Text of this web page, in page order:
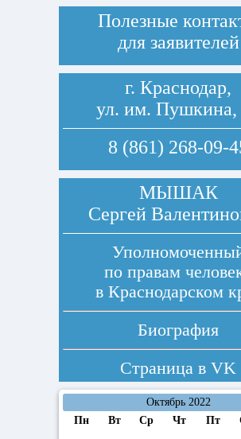
Полезные
для заявителей
г. Краснодар,
ул. им. Пушкина,
8 (861) 268-09-
МЫШАК
Сергей
по правам
в Краснодарском
Биография
Страница в VK
Октябрь 2022
Пн
Вт Ср Чт Пт